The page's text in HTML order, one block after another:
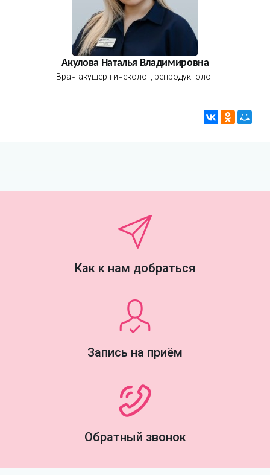
Акулова Наталья Владимировна
Врач-акушер-гинеколог, репродуктолог
Как к нам добраться
Запись на приём
Обратный звонок